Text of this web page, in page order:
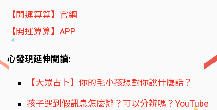
【開運算算】官網
【開運算算】APP
心發現延伸閱讀:
【大眾占卜】你的毛小孩想對你說什麼話？
孩子遇到假訊息怎麼辦？可以分辨嗎？YouTube